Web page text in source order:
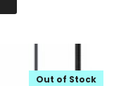
Out of Stock